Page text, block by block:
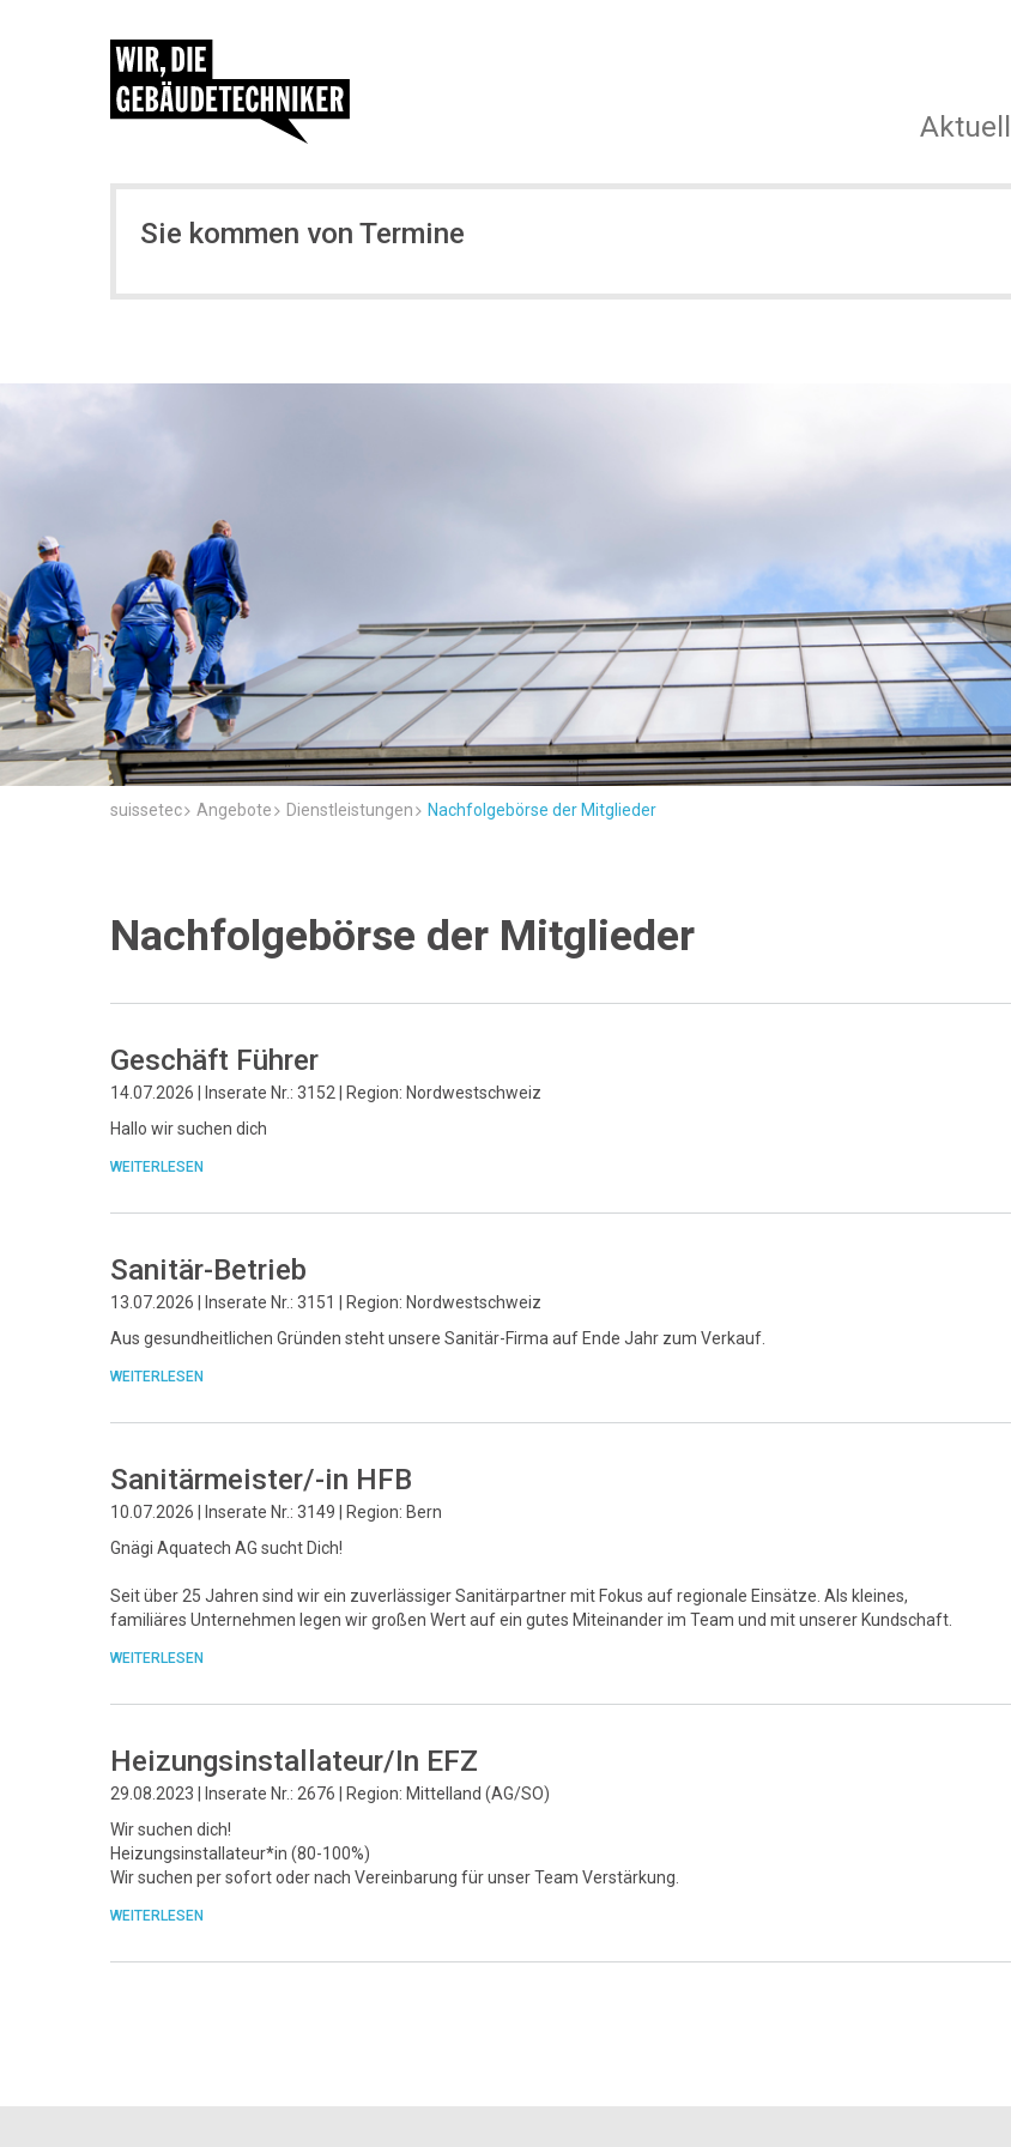
Aktuell
Sie kommen von Termine
suissetec Angebote Dienstleistungen Nachfolgebörse der Mitglieder
Nachfolgebörse der Mitglieder
Geschäft Führer
14.07.2026 | Inserate Nr.: 3152 | Region: Nordwestschweiz
Hallo wir suchen dich
WEITERLESEN
Sanitär-Betrieb
13.07.2026 | Inserate Nr.: 3151 | Region: Nordwestschweiz
Aus gesundheitlichen Gründen steht unsere Sanitär-Firma auf Ende Jahr zum Verkauf.
WEITERLESEN
Sanitärmeister/-in HFB
10.07.2026 | Inserate Nr.: 3149 | Region: Bern
Gnägi Aquatech AG sucht Dich!
Seit über 25 Jahren sind wir ein zuverlässiger Sanitärpartner mit Fokus auf regionale Einsätze. Als kleines,
familiäres Unternehmen legen wir großen Wert auf ein gutes Miteinander im Team und mit unserer Kundschaft.
WEITERLESEN
Heizungsinstallateur/In EFZ
29.08.2023 | Inserate Nr.: 2676 | Region: Mittelland (AG/SO)
Wir suchen dich!
Heizungsinstallateur*in (80-100%)
Wir suchen per sofort oder nach Vereinbarung für unser Team Verstärkung.
WEITERLESEN